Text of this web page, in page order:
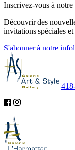
Inscrivez-vous à notre
Découvrir des
invitations spéciales
S'abonner à notre